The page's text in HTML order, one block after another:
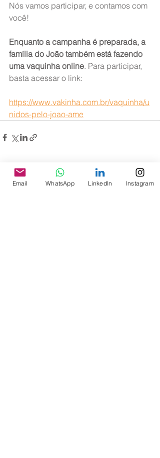
Nós vamos participar, e contamos com
você!
Enquanto a campanha é preparada, a
família do João também está fazendo
uma vaquinha online. Para participar,
basta acessar o link:
https://www.vakinha.com.br/vaquinha/u
nidos-pelo-joao-ame
Posts recentes Ver tudo
Email WhatsApp LinkedIn Instagram